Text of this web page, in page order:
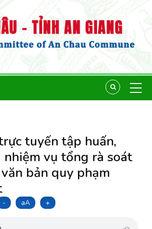
tuyến tập huấn,
vụ tổng rà soát
bản quy phạm
- aA +